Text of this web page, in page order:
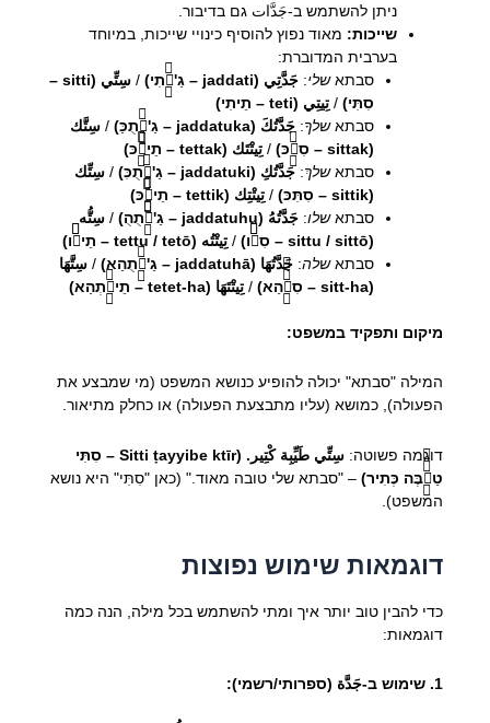
ניתן להשתמש ב-جَدَّات גם בדיבור.
שייכות: מאוד נפוץ להוסיף כינויי שייכות, במיוחד
בערבית המדוברת:
סבתאשלי: جَدَّتِي (jaddati – גַ'דַّתִי) /
سِتِّي (sitti –
סִתִּי)/ تِيتِي (teti – תֵיתִי)
סבתאשלךָ: جَدَّتُكَ (jaddatuka – גַ'דַّתֻכַּ) / سِتَّك
(sittak – סִתַّכּ)
/ تِيتْتَك (tettak – תֵיתַّכּ)
סבתאשלךְ:جَدَّتُكِ (jaddatuki – גַ'דַّתֻכִּ) / سِتِّك
(sittik – סִתִּכּ)
/ تِيتْتِك (tettik – תֵיתִّכּ)
סבתאשלו: جَدَّتُهُ (jaddatuhu – גַ'דַّתֻהֻ) / سِتُّه
(sittu / sittō – סִתֹّו)
/ تِيتْتُه (tettu / tetō – תֵיתֹّו)
סבתאשלה: جَدَّتُهَا (jaddatuhā – גַ'דַّתֻהַא) / سِتَّهَا
(sitt-ha – סִתַّّהַא)
/ تِيتْتَهَا (tetet-ha – תֵיתֶّתְהַא)
מיקום ותפקיד במשפט:
המילה "סבתא" יכולה להופיע כנושא המשפט (מי שמבצע את
הפעולה), כמושא (עליו מתבצעת הפעולה) או כחלק מתיאור.
דוגמה פשוטה:
سِتِّي طَيِّبِة كْتِير. (Sitti ṭayyibe ktīr – סִתִּי
טַיִّّבֶּה כְּתִיר)– "סבתא שלי טובה מאוד." (כאן "סִתִּי" היא נושא
המשפט).
דוגמאות שימוש נפוצות
כדי להבין טוב יותר איך ומתי להשתמש בכל מילה, הנה כמה
דוגמאות:
1. שימוש ב-جَدَّة (ספרותי/רשמי):